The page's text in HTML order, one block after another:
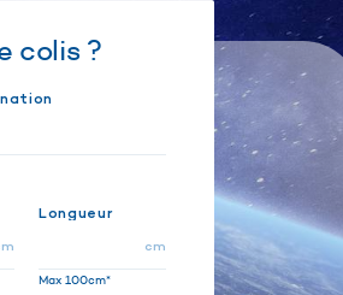
colis ?
Longueur
cm
Max 100cm*